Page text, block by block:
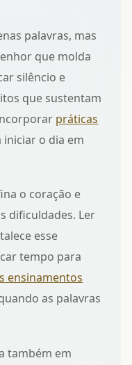
palavras, mas
que molda
silêncio e
que sustentam
práticas
iniciar o dia em
o coração e
dificuldades. Ler
esse
tempo para
ensinamentos
as palavras
também em